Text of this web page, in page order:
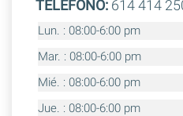
TELÉFONO:614 414
Lun. : 08:00-6:00 pm
Mar. : 08:00-6:00 pm
Mié. : 08:00-6:00 pm
Jue. : 08:00-6:00 pm